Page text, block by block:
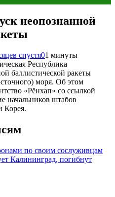
неопознанной
спустя01 минуты
Республика
баллистической ракеты
моря. Об этом
«Рёнхап» со ссылкой
начальников штабов
Корея.
по своим сослуживцам
Калининград, погибнут